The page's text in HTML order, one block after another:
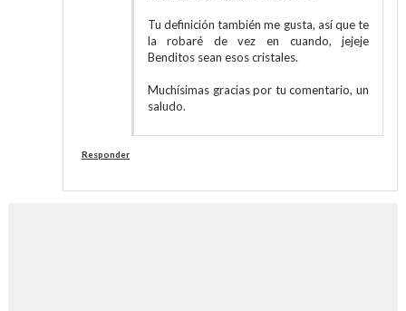
Tu definición también me gusta, así que te
la robaré de vez en cuando, jejeje
Benditos sean esos cristales.
Muchísimas gracias por tu comentario, un
saludo.
Responder